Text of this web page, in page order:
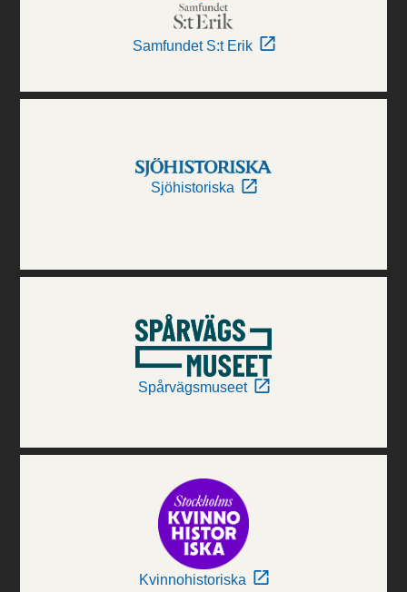
Samfundet S:t Erik
Sjöhistoriska
Spårvägsmuseet
Kvinnohistoriska